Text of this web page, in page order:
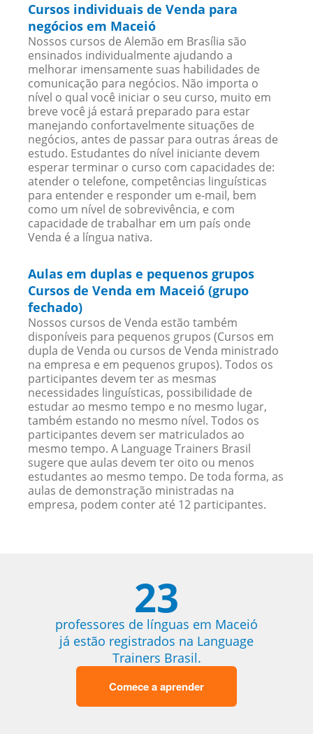
Cursos individuais de Venda para
negócios em Maceió
Nossos cursos de Alemão em Brasília são
ensinados individualmente ajudando a
melhorar imensamente suas habilidades de
comunicação para negócios. Não importa o
nível o qual você iniciar o seu curso, muito em
breve você já estará preparado para estar
manejando confortavelmente situações de
negócios, antes de passar para outras áreas de
estudo. Estudantes do nível iniciante devem
esperar terminar o curso com capacidades de:
atender o telefone, competências linguísticas
para entender e responder um e-mail, bem
como um nível de sobrevivência, e com
capacidade de trabalhar em um país onde
Venda é a língua nativa.
Aulas em duplas e pequenos grupos
Cursos de Venda em Maceió (grupo
fechado)
Nossos cursos de Venda estão também
disponíveis para pequenos grupos (Cursos em
dupla de Venda ou cursos de Venda ministrado
na empresa e em pequenos grupos). Todos os
participantes devem ter as mesmas
necessidades linguísticas, possibilidade de
estudar ao mesmo tempo e no mesmo lugar,
também estando no mesmo nível. Todos os
participantes devem ser matriculados ao
mesmo tempo. A Language Trainers Brasil
sugere que aulas devem ter oito ou menos
estudantes ao mesmo tempo. De toda forma, as
aulas de demonstração ministradas na
empresa, podem conter até 12 participantes.
23
professores de línguas em Maceió
já estão registrados na Language
Trainers Brasil.
Comece a aprender